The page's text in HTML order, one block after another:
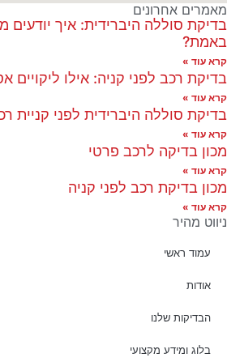
מאמרים אחרונים
בדיקת סוללה היברידית: איך
באמת?
קרא עוד »
בדיקת רכב לפני קניה: אילו ליקויים
קרא עוד »
בדיקת סוללה היברידית לפני קניית
קרא עוד »
מכון בדיקה לרכב פרטי
קרא עוד »
מכון בדיקת רכב לפני קניה
קרא עוד »
ניווט מהיר
עמוד ראשי
אודות
הבדיקות שלנו
בלוג ומידע מקצועי